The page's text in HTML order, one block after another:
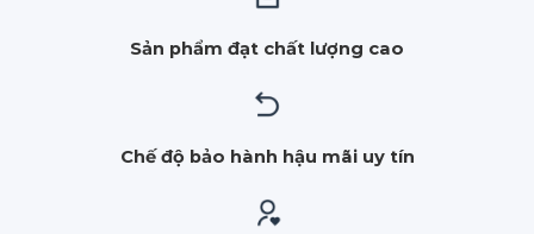
Sản phẩm đạt chất lượng cao
Chế độ bảo hành hậu mãi uy tín